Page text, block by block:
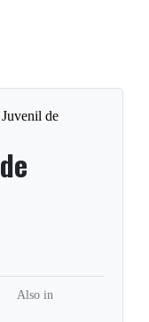
de
Also in